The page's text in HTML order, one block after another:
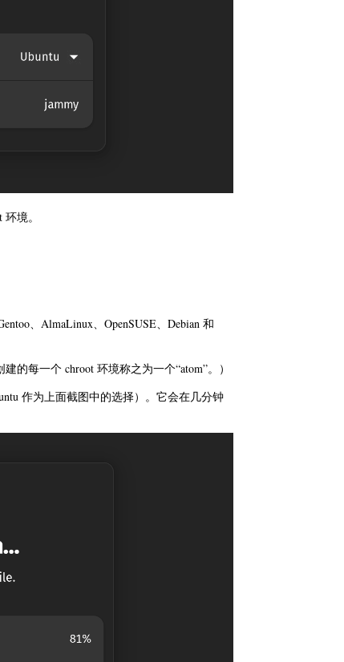
境。
、AlmaLinux、OpenSUSE、Debian 和
的每一个 chroot 环境称之为一个“atom”。）
作为上面截图中的选择）。它会在几分钟